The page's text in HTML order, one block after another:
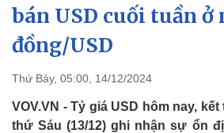
Đảng
Tổ chức nhân sự
Quốc hội
Nhận diện sự thật
Tin 24h
Dự
bán USD cuối tuần ở
đồng/USD
Thứ Bảy, 05:00, 14/12/2024
VOV.VN - Tỷ giá USD hôm nay,
thứ Sáu (13/12) ghi nhận sự ổn